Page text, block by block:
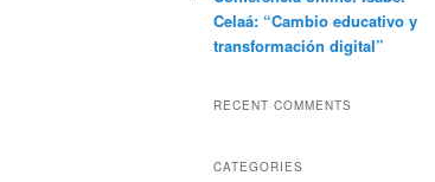
Celaá: “Cambio educativo y
transformación digital”
RECENT COMMENTS
CATEGORIES